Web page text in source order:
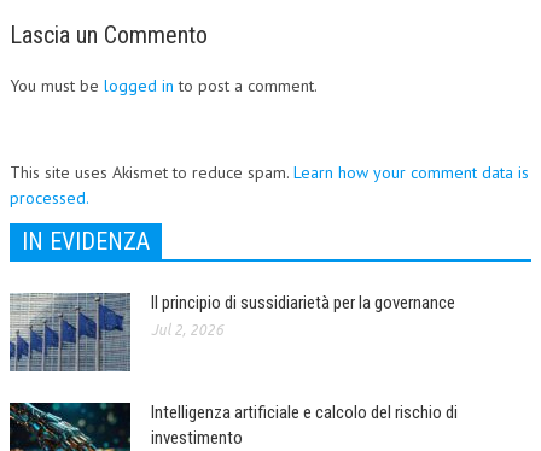
Lascia un Commento
You must be logged in to post a comment.
This site uses Akismet to reduce spam. Learn how your comment data is
processed.
IN EVIDENZA
Il principio di sussidiarietà per la governance
Jul 2, 2026
Intelligenza artificiale e calcolo del rischio di
investimento